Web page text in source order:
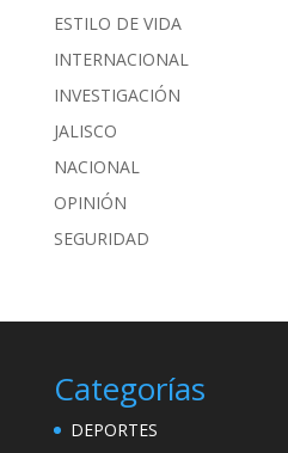
ESTILO DE VIDA
INTERNACIONAL
INVESTIGACIÓN
JALISCO
NACIONAL
OPINIÓN
SEGURIDAD
Categorías
DEPORTES